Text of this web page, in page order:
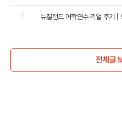
1
뉴질랜드 어학연수 리얼 후기 |
전체글